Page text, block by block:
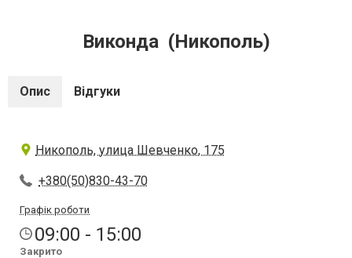
Виконда (Никополь)
Опис Відгуки
Никополь, улица Шевченко, 175
+380(50)830-43-70
Графік роботи
09:00 - 15:00
Закрито